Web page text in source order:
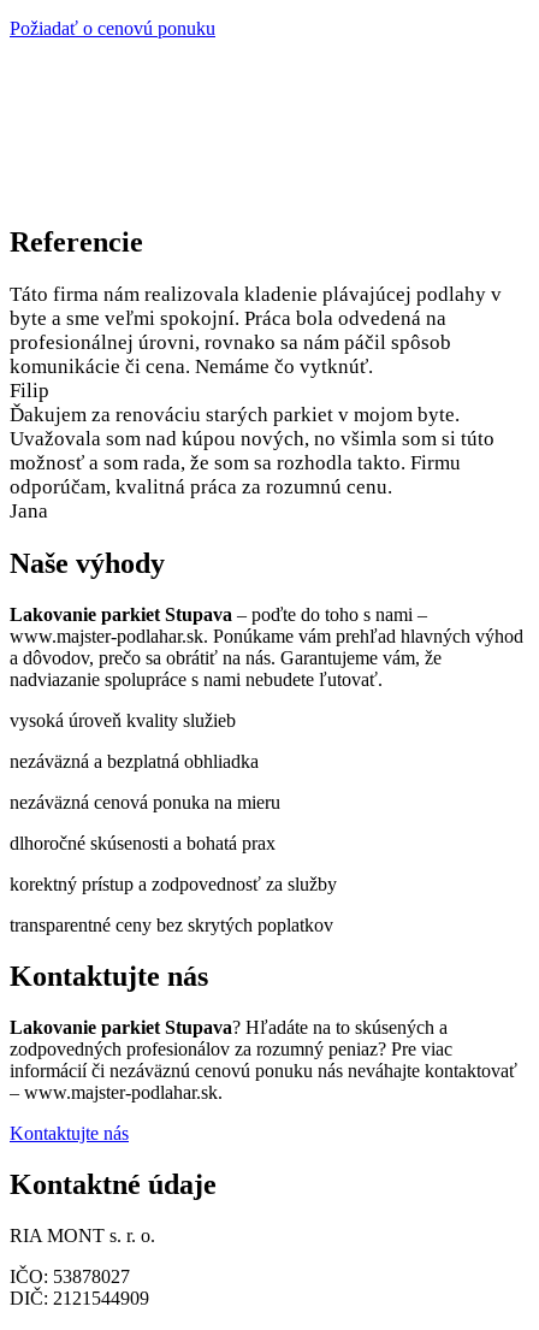
Požiadať o cenovú ponuku
Referencie
Táto firma nám realizovala kladenie plávajúcej podlahy v
byte a sme veľmi spokojní. Práca bola odvedená na
profesionálnej úrovni, rovnako sa nám páčil spôsob
komunikácie či cena. Nemáme čo vytknúť.
Filip
Ďakujem za renováciu starých parkiet v mojom byte.
Uvažovala som nad kúpou nových, no všimla som si túto
možnosť a som rada, že som sa rozhodla takto. Firmu
odporúčam, kvalitná práca za rozumnú cenu.
Jana
Naše výhody
Lakovanie parkiet Stupava – poďte do toho s nami –
www.majster-podlahar.sk. Ponúkame vám prehľad hlavných výhod
a dôvodov, prečo sa obrátiť na nás. Garantujeme vám, že
nadviazanie spolupráce s nami nebudete ľutovať.
vysoká úroveň kvality služieb
nezáväzná a bezplatná obhliadka
nezáväzná cenová ponuka na mieru
dlhoročné skúsenosti a bohatá prax
korektný prístup a zodpovednosť za služby
transparentné ceny bez skrytých poplatkov
Kontaktujte nás
Lakovanie parkiet Stupava? Hľadáte na to skúsených a
zodpovedných profesionálov za rozumný peniaz? Pre viac
informácií či nezáväznú cenovú ponuku nás neváhajte kontaktovať
– www.majster-podlahar.sk.
Kontaktujte nás
Kontaktné údaje
RIA MONT s. r. o.
IČO: 53878027
DIČ: 2121544909